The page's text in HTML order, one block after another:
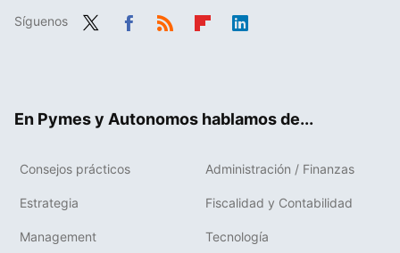
Síguenos
En Pymes y Autonomos hablamos de...
Consejos prácticos Administración / Finanzas
Estrategia Fiscalidad y Contabilidad
Management Tecnología